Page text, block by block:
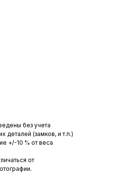
без учета
деталей (замков, и т.п.)
+/-10 % от веса
от